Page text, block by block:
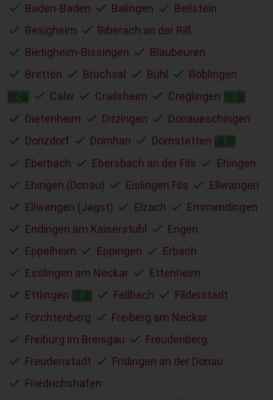
Baden-Baden
Balingen
Beilstein
Besigheim
Biberach an der Riß
Bietigheim-Bissingen
Blaubeuren
Bretten
Bruchsal Bühl Böblingen
C Calw Crailsheim Creglingen D
Dietenheim Ditzingen
Donaueschingen
Donzdorf
Dornhan Dornstetten E
Eberbach Ebersbach an der Fils
Ehingen
Ehingen (Donau)
Eislingen Fils
Ellwangen
Ellwangen (Jagst)
Elzach
Emmendingen
Endingen am Kaiserstuhl
Engen
Eppelheim
Eppingen
Erbach
Esslingen am Neckar
Ettenheim
Ettlingen
F Fellbach
Filderstadt
Forchtenberg
Freiberg am Neckar
Freiburg im Breisgau
Freudenberg
Freudenstadt
Fridingen an der Donau
Friedrichshafen